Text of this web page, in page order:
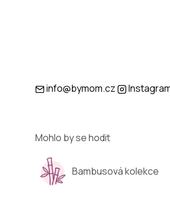
info@bymom.cz
Mohlo by se hodit
Bambusová kolekce